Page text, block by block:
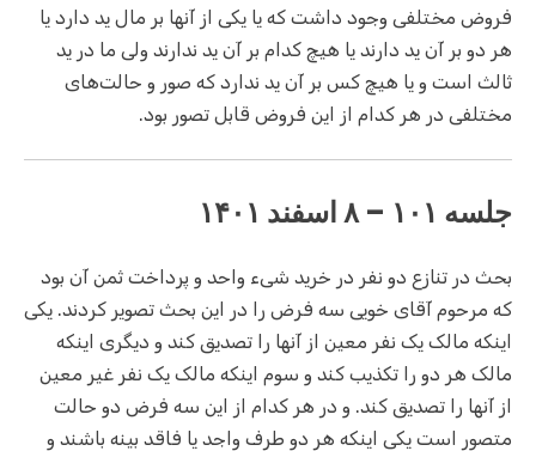
فروض مختلفی وجود داشت که یا یکی از آنها بر مال ید دارد یا
هر دو بر آن ید دارند یا هیچ کدام بر آن ید ندارند ولی ما در ید
ثالث است و یا هیچ کس بر آن ید ندارد که صور و حالت‌های
مختلفی در هر کدام از این فروض قابل تصور بود.
جلسه ۱۰۱ – ۸ اسفند ۱۴۰۱
بحث در تنازع دو نفر در خرید شیء واحد و پرداخت ثمن آن بود
که مرحوم آقای خویی سه فرض را در این بحث تصویر کردند. یکی
اینکه مالک یک نفر معین از آنها را تصدیق کند و دیگری اینکه
مالک هر دو را تکذیب کند و سوم اینکه مالک یک نفر غیر معین
از آنها را تصدیق کند. و در هر کدام از این سه فرض دو حالت
متصور است یکی اینکه هر دو طرف واجد یا فاقد بینه باشند و